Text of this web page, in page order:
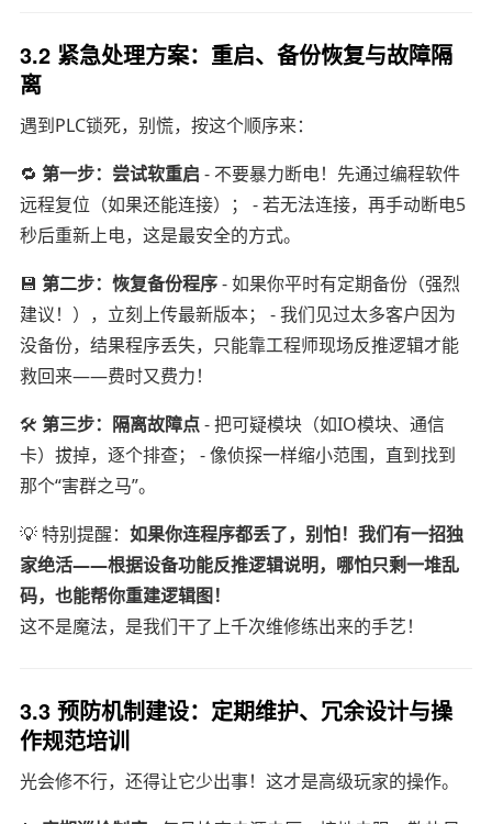
3.2 紧急处理方案：重启、备份恢复与故障隔
离
遇到PLC锁死，别慌，按这个顺序来：
🔁 第一步：尝试软重启 - 不要暴力断电！先通过编程软件
远程复位（如果还能连接）； - 若无法连接，再手动断电5
秒后重新上电，这是最安全的方式。
💾 第二步：恢复备份程序- 如果你平时有定期备份（强烈
建议！），立刻上传最新版本； - 我们见过太多客户因为
没备份，结果程序丢失，只能靠工程师现场反推逻辑才能
救回来——费时又费力！
🛠️ 第三步：隔离故障点- 把可疑模块（如IO模块、通信
卡）拔掉，逐个排查； - 像侦探一样缩小范围，直到找到
那个“害群之马”。
💡 特别提醒： 如果你连程序都丢了，别怕！我们有一招独
家绝活——根据设备功能反推逻辑说明，哪怕只剩一堆乱
码，也能帮你重建逻辑图！
这不是魔法，是我们干了上千次维修练出来的手艺！
3.3 预防机制建设：定期维护、冗余设计与操
作规范培训
光会修不行，还得让它少出事！这才是高级玩家的操作。